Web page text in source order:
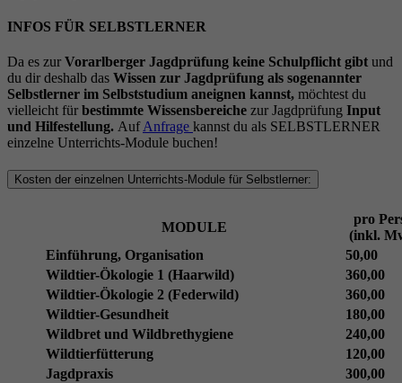
INFOS FÜR SELBSTLERNER
Da es zur Vorarlberger Jagdprüfung keine Schulpflicht gibt und
du dir deshalb das Wissen zur Jagdprüfung als sogenannter
Selbstlerner im Selbststudium aneignen kannst, möchtest du
vielleicht für bestimmte Wissensbereiche zur Jagdprüfung Input
und Hilfestellung. AufAnfrage kannst du als SELBSTLERNER
einzelne Unterrichts-Module buchen!
Kosten der einzelnen Unterrichts-Module für Selbstlerner:
MODULE
pro
(inkl.
Einführung, Organisation
50,00
Wildtier-Ökologie 1 (Haarwild)
360,00
Wildtier-Ökologie 2 (Federwild)
360,00
Wildtier-Gesundheit
180,00
Wildbret und Wildbrethygiene
240,00
Wildtierfütterung
120,00
Jagdpraxis
300,00